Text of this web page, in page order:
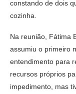
constando de dois
cozinha.
Na reunião, Fátima
assumiu o primeiro
entendimento para
recursos próprios
impedimento, mas